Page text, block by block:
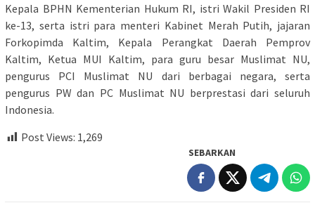
Kepala BPHN Kementerian Hukum RI, istri Wakil Presiden RI
ke-13, serta istri para menteri Kabinet Merah Putih, jajaran
Forkopimda Kaltim, Kepala Perangkat Daerah Pemprov
Kaltim, Ketua MUI Kaltim, para guru besar Muslimat NU,
pengurus PCI Muslimat NU dari berbagai negara, serta
pengurus PW dan PC Muslimat NU berprestasi dari seluruh
Indonesia.
Post Views: 1,269
SEBARKAN